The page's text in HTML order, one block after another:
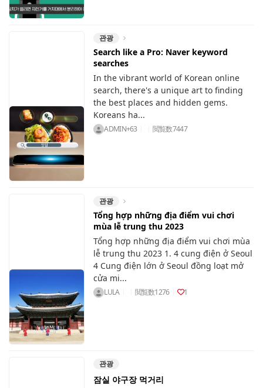
관광
Search like a Pro: Naver keyword
searches
In the vibrant world of Korean online
search, there's a unique art to finding
the best places and hidden gems.
Koreans ha...
ADMIN+63 閲覧数7447
관광
Tổng hợp những địa điểm vui chơi
mùa lễ trung thu 2023
Tổng hợp những địa điểm vui chơi mùa
lễ trung thu 2023 1. 4 cung điện ở Seoul
4 Cung điện lớn ở Seoul đồng loạt mở
cửa mi...
LULA 閲覧数1276 1
관광
잠실 야구장 먹거리